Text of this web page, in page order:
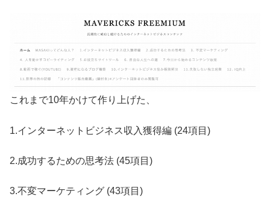
これまで10年かけて作り上げた、
1.インターネットビジネス収入獲得編 (24項目)
2.成功するための思考法 (45項目)
3.不変マーケティング (43項目)